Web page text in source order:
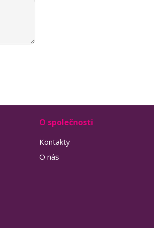
O společnosti
Kontakty
O nás